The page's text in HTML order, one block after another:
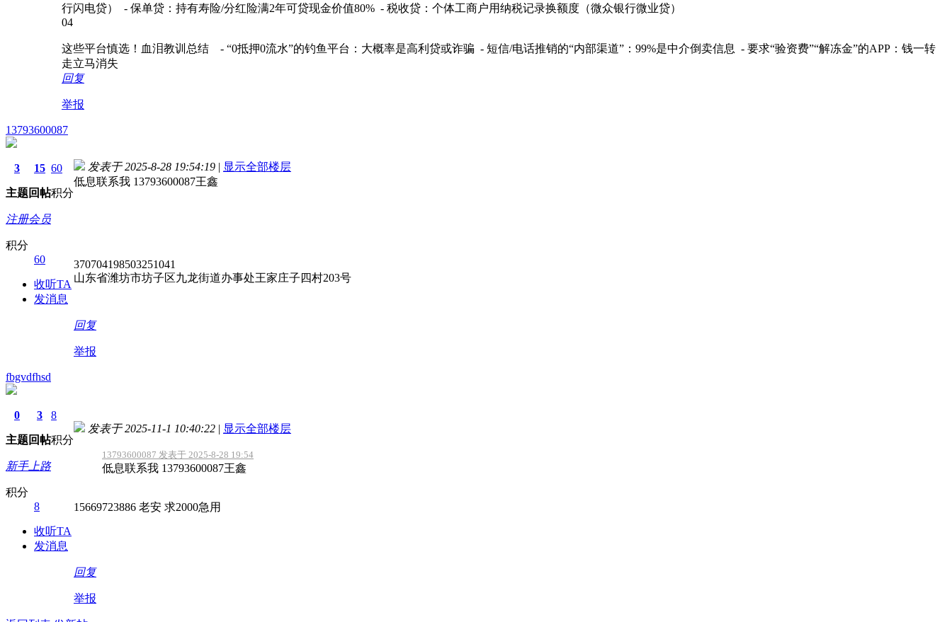
行闪电贷） - 保单贷：持有寿险/分红险满2年可贷现金价值80% - 税收贷：个体工商户用纳税记录换额度（微众银行微业贷）
04
这些平台慎选！血泪教训总结 - “0抵押0流水”的钓鱼平台：大概率是高利贷或诈骗 - 短信/电话推销的“内部渠道”：99%是中介倒卖信息 - 要求“验资费”“解冻金”的APP：钱一转
走立马消失
回复
举报
13793600087
3
主题
15
回帖
60
积分
注册会员
积分
60
收听TA
发消息
发表于 2025-8-28 19:54:19 | 显示全部楼层
低息联系我 13793600087王鑫
370704198503251041
山东省潍坊市坊子区九龙街道办事处王家庄子四村203号
回复
举报
fbgvdfhsd
0
主题
3
回帖
8
积分
新手上路
积分
8
收听TA
发消息
发表于 2025-11-1 10:40:22 | 显示全部楼层
13793600087 发表于 2025-8-28 19:54
低息联系我 13793600087王鑫
15669723886 老安 求2000急用
回复
举报